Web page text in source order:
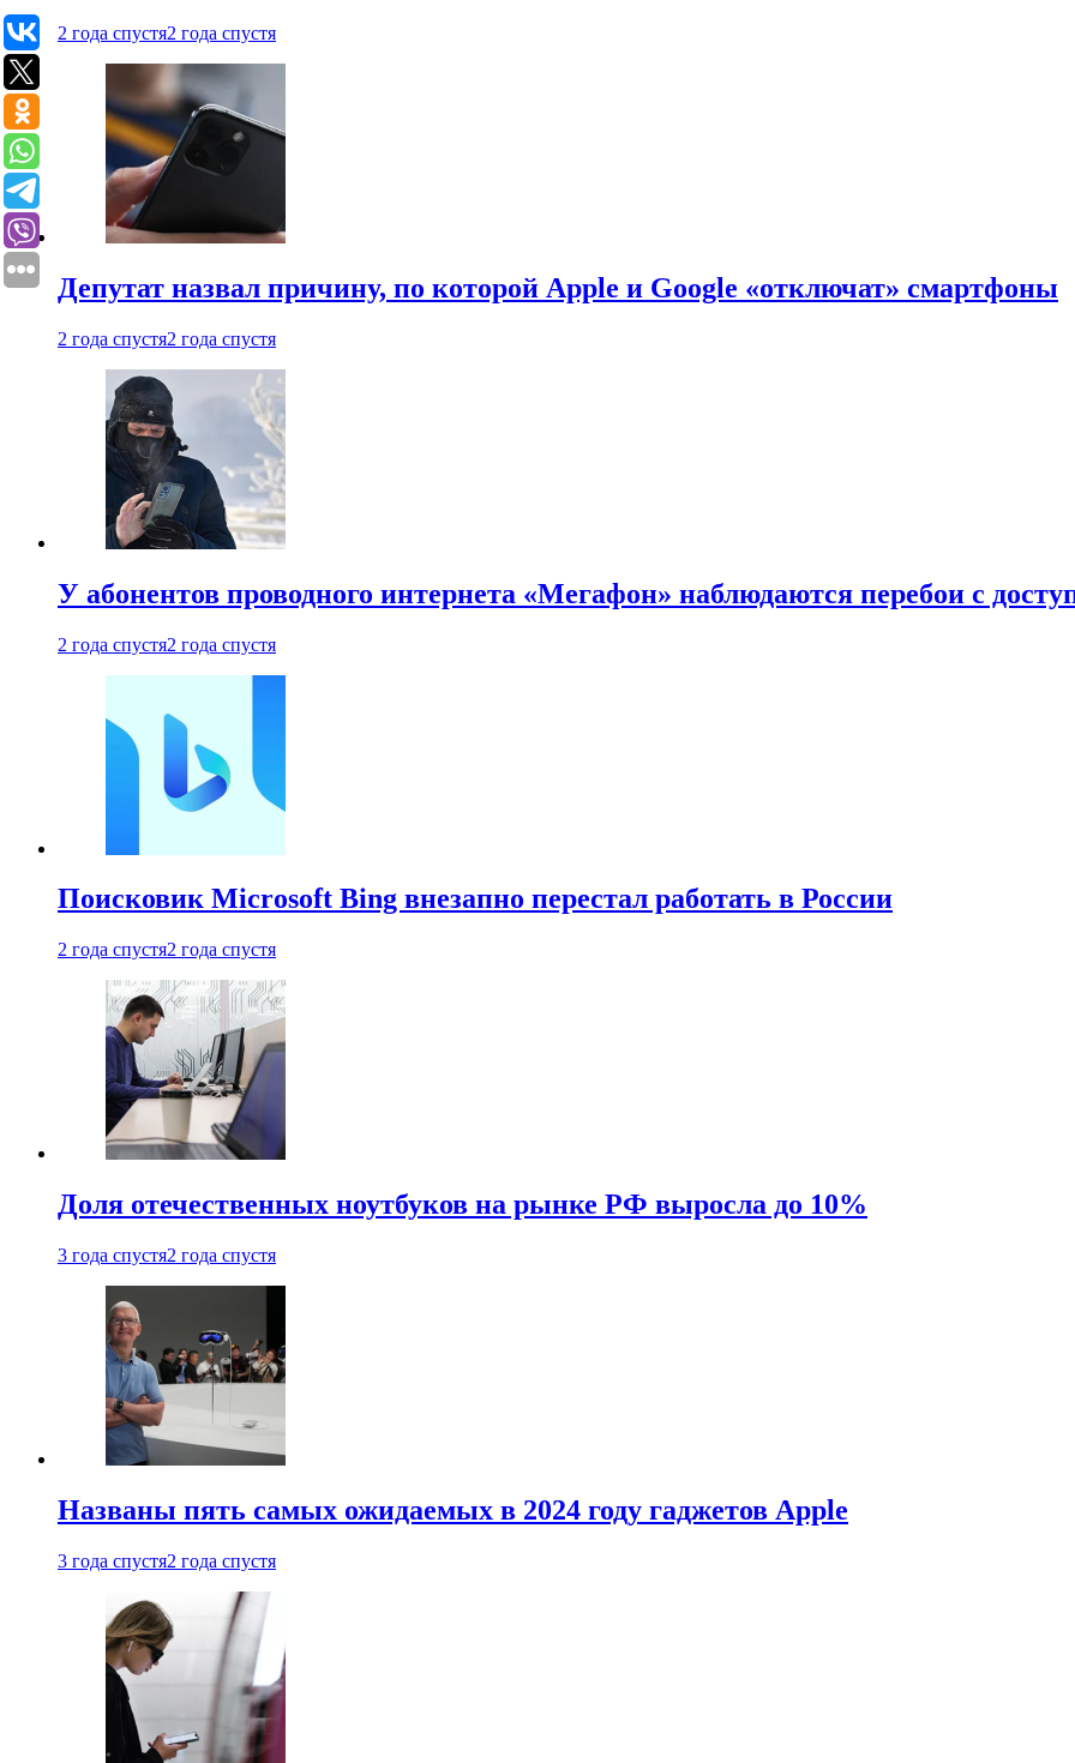
2 года спустя2 года спустя
Депутат назвал причину, по которой Apple и Google «отключат» смартфоны
2 года спустя2 года спустя
У абонентов проводного интернета «Мегафон» наблюдаются перебои с
2 года спустя2 года спустя
Поисковик Microsoft Bing внезапно перестал работать в России
2 года спустя2 года спустя
Доля отечественных ноутбуков на рынке РФ выросла до 10%
3 года спустя2 года спустя
Названы пять самых ожидаемых в 2024 году гаджетов Apple
3 года спустя2 года спустя